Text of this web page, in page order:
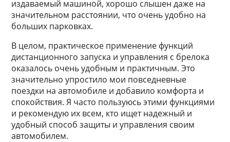
издаваемый машиной, хорошо слышен даже на
значительном расстоянии, что очень удобно на
больших парковках.
В целом, практическое применение функций
дистанционного запуска и управления с брелока
оказалось очень удобным и практичным. Это
значительно упростило мои повседневные
поездки на автомобиле и добавило комфорта и
спокойствия. Я часто пользуюсь этими функциями
и рекомендую их всем, кто ищет надежный и
удобный способ защиты и управления своим
автомобилем.